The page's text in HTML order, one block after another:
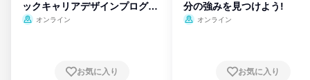
ックキャリアデザインプログラ
ム
オンライン
お気に入り
分の強みを見つけよう!
オンライン
お気に入り